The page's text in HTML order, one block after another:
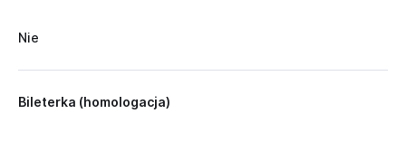
Nie
Bileterka (homologacja)